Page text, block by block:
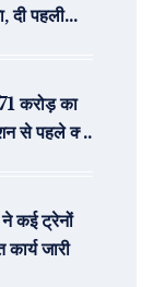
दी पहली
करोड़ का
से पहले क्या
ने कई ट्रेनों
कार्य जारी